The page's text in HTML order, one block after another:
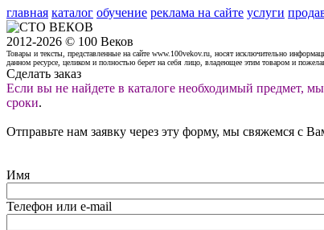
главная каталог обучение реклама на сайте услуги
2012-2026 © 100 Веков
Товары и тексты, представленные на сайте www.100vekov.ru, носят исключительно
данном ресурсе, целиком и полностью берет на себя лицо, владеющее этим товаром и
Сделать заказ
Если вы не найдете в каталоге необходимый предмет,
сроки.
Отправьте нам заявку через эту форму, мы свяжемся с
Имя
Телефон или e-mail